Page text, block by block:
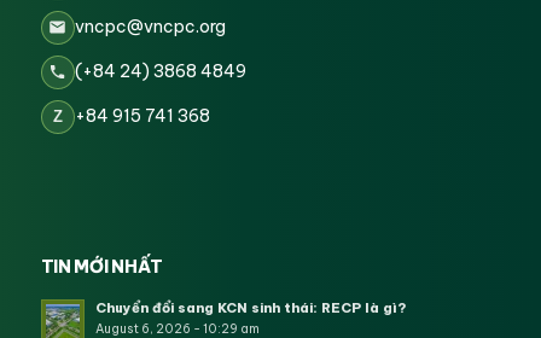
vncpc@vncpc.org
(+84 24) 3868 4849
Z +84 915 741 368
TIN MỚI NHẤT
Chuyển đổi sang KCN sinh thái: RECP là gì?
August 6, 2026 - 10:29 am